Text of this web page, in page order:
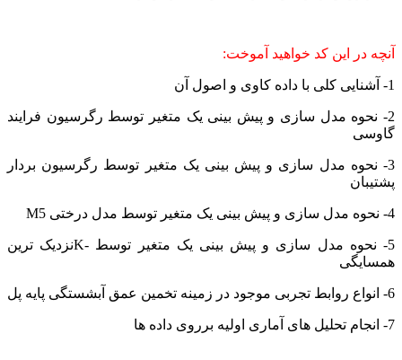
آنچه در این کد خواهید آموخت:
1- آشنایی کلی با داده کاوی و اصول آن
2- نحوه مدل سازی و پیش بینی یک متغیر توسط رگرسیون فرایند
گاوسی
3- نحوه مدل سازی و پیش بینی یک متغیر توسط رگرسیون بردار
پشتیبان
4- نحوه مدل سازی و پیش بینی یک متغیر توسط مدل درختی M5
5- نحوه مدل سازی و پیش بینی یک متغیر توسط -Kنزدیک ترین
همسایگی
6- انواع روابط تجربی موجود در زمینه تخمین عمق آبشستگی پایه پل
7- انجام تحلیل های آماری اولیه برروی داده ها